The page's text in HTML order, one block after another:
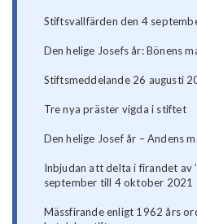
Stiftsvallfärden den 4
Den helige Josefs år: Bönens
Stiftsmeddelande 26 augusti
Tre nya präster vigda i stiftet
Den helige Josef år – Andens
Inbjudan att delta i firandet av
september till 4 oktober 2021
Mässfirande enligt 1962 års